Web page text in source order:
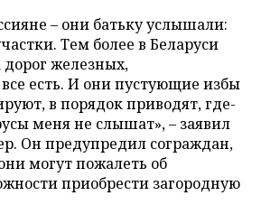
– они батьку услышали:
Тем более в Беларуси
дорог железных,
есть. И они пустующие избы
в порядок приводят, где-
меня не слышат», – заявил
Он предупредил сограждан,
могут пожалеть об
приобрести загородную